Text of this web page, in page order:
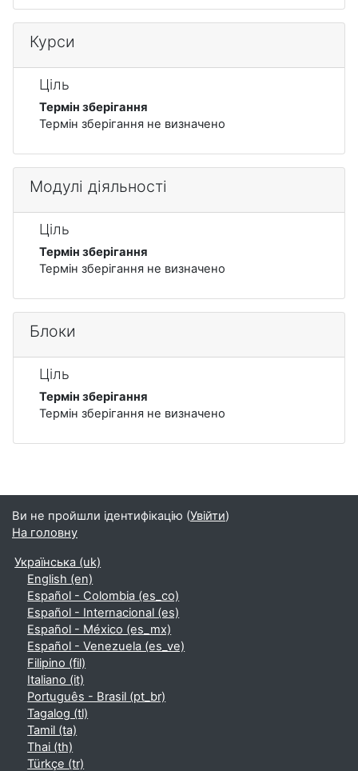
Курси
Ціль
Термін зберігання
Термін зберігання не визначено
Модулі діяльності
Ціль
Термін зберігання
Термін зберігання не визначено
Блоки
Ціль
Термін зберігання
Термін зберігання не визначено
Ви не пройшли ідентифікацію (Увійти)
На головну
Українська ‎(uk)‎
English ‎(en)‎
Español - Colombia ‎(es_co)‎
Español - Internacional ‎(es)‎
Español - México ‎(es_mx)‎
Español - Venezuela ‎(es_ve)‎
Filipino ‎(fil)‎
Italiano ‎(it)‎
Português - Brasil ‎(pt_br)‎
Tagalog ‎(tl)‎
Tamil ‎(ta)‎
Thai ‎(th)‎
Türkçe ‎(tr)‎